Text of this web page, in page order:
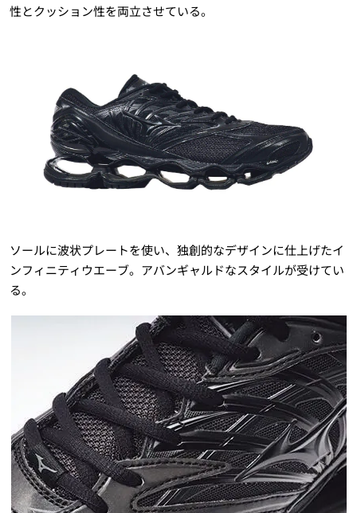
性とクッション性を両立させている。
ソールに波状プレートを使い、独創的なデザインに仕上げたイ
ンフィニティウエーブ。アバンギャルドなスタイルが受けてい
る。